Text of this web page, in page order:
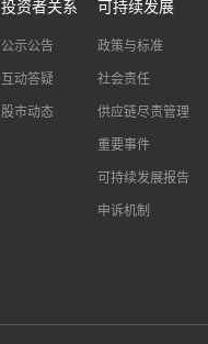
投资者关系
公示公告
互动答疑
股市动态
可持续发展
政策与标准
社会责任
供应链尽责管理
重要事件
可持续发展报告
申诉机制